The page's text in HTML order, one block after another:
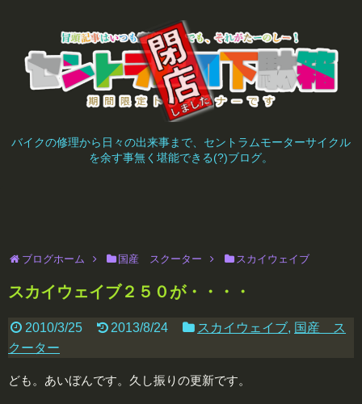
バイクの修理から日々の出来事まで、セントラムモーターサイクル
を余す事無く堪能できる(?)ブログ。
ブログホーム 国産 スクーター スカイウェイブ
スカイウェイブ２５０が・・・・
2010/3/25 2013/8/24 スカイウェイブ, 国産 ス
クーター
ども。あいぼんです。久し振りの更新です。